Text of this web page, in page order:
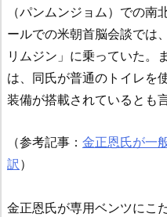
（パンムンジョム）での
ールでの米朝首脳会談では
リムジン」に乗っていた。
は、同氏が普通のトイレを
装備が搭載されているとも
（参考記事： 金正恩氏が一
訳）
金正恩氏が専用ベンツにこ